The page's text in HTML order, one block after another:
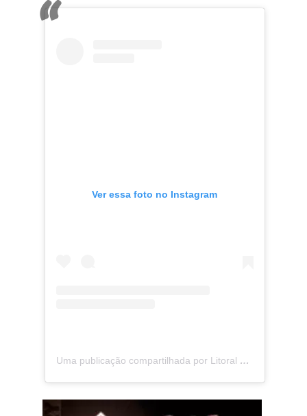
Ver essa foto no Instagram
Uma publicação compartilhada por Litoral na Mídia (@litoralnamidia)